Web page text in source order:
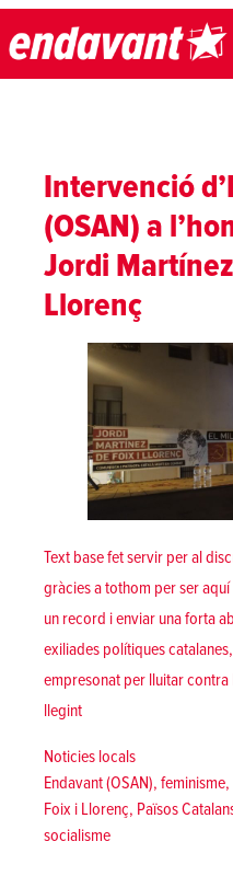
Skip to content
Intervenció
(OSAN) a
Jordi
Llorenç
Text base fet servir per al
gràcies a tothom per ser
un record i enviar una forta
exiliades polítiques
empresonat per lluitar contra
llegint«Intervenció
Posted in
Noticies locals
Tags:
Endavant (OSAN), feminisme,
Foix i Llorenç, Països
socialisme